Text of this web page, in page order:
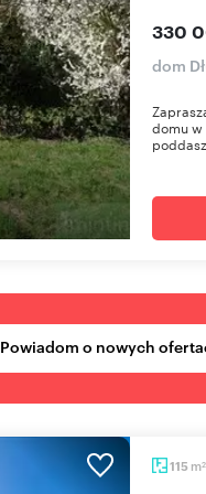
330
dom
domu
Powiadom o nowych
115 m2